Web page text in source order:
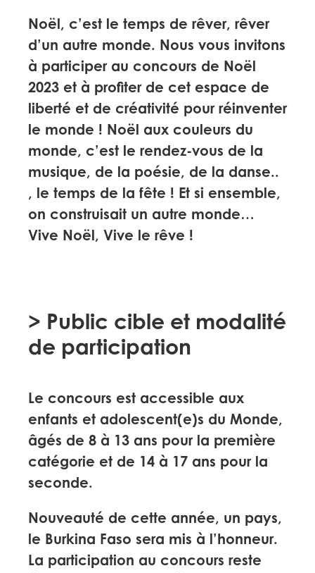
Noël, c’est le temps de rêver, rêver
d’un autre monde. Nous vous invitons
à participer au concours de Noël
2023 et à profiter de cet espace de
liberté et de créativité pour réinventer
le monde ! Noël aux couleurs du
monde, c’est le rendez-vous de la
musique, de la poésie, de la danse..
, le temps de la fête ! Et si ensemble,
on construisait un autre monde…
Vive Noël, Vive le rêve !
> Public cible et modalité
de participation
Le concours est accessible aux
enfants et adolescent(e)s du Monde,
âgés de 8 à 13 ans pour la première
catégorie et de 14 à 17 ans pour la
seconde.
Nouveauté de cette année, un pays,
le Burkina Faso sera mis à l’honneur.
La participation au concours reste